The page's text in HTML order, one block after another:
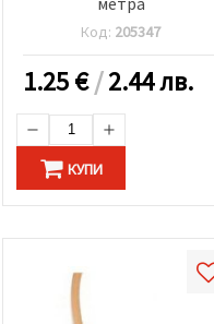
Код: 205347
1.25€/2.44 лв.
КУПИ